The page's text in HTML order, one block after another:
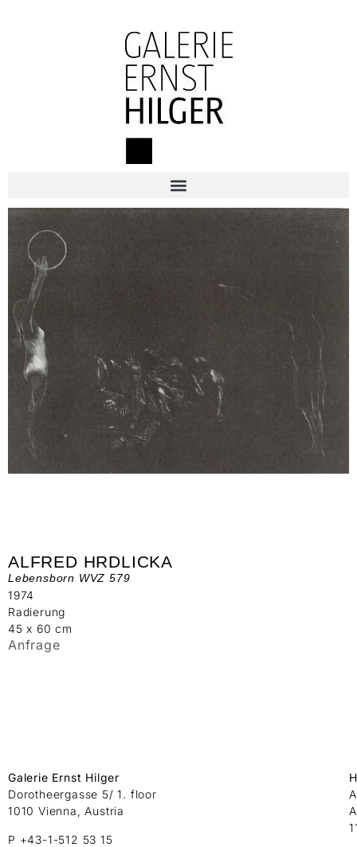
ALFRED HRDLICKA
Lebensborn WVZ 579
1974
Radierung
45 x 60 cm
Anfrage
Galerie Ernst Hilger
Dorotheergasse 5/ 1. floor
1010 Vienna, Austria
P +43-1-512 53 15